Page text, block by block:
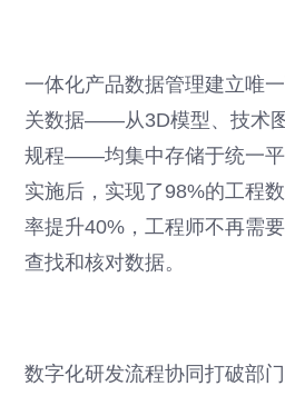
一体化产品数据管理建立唯
关数据——从3D模型、技术
规程——均集中存储于统一平
实施后，实现了98%的工程
率提升40%，工程师不再需
查找和核对数据。
数字化研发流程协同打破部